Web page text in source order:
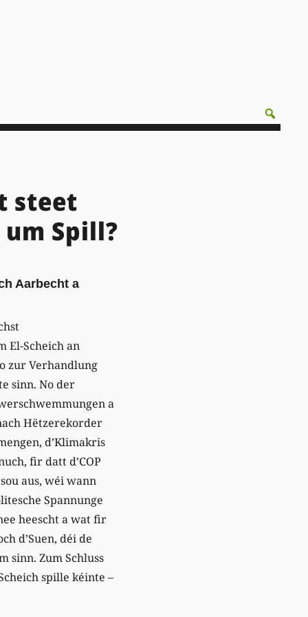
steet
Spill?
Aarbecht a
El-Scheich an
zur Verhandlung
sinn. No der
a
Hëtzerekorder
d’Klimakris
fir datt d’COP
aus, wéi wann
Spannunge
heescht a wat fir
d’Suen, déi de
sinn. Zum Schluss
spille kéinte –